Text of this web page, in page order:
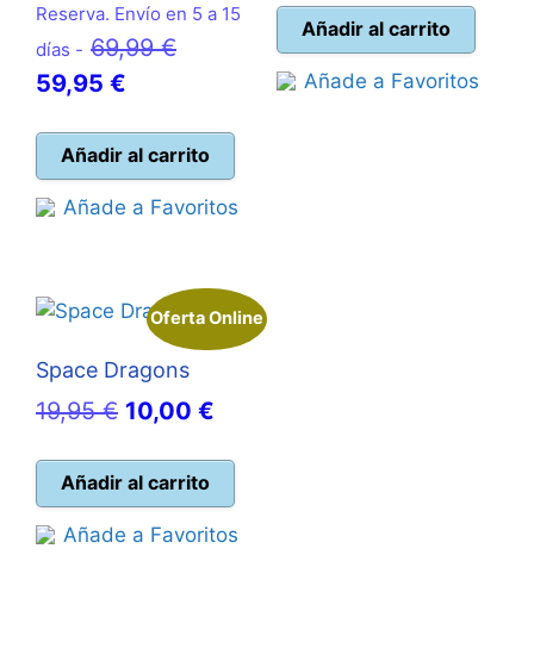
Reserva. Envío en 5 a 15
días - 69,99€El
era:
69,99 €.
59,95 €
actual
es:
59,95 €.
Añadir al carrito
Añade a Favoritos
original
era:
15,00 €.
es:
10,00
Añadir al carrito
Añade a Favoritos
Oferta Online
Space Dragons
19,95€ El
original
era:
19,95 €.
10,00 €
es:
10,00 €.
Añadir al carrito
Añade a Favoritos